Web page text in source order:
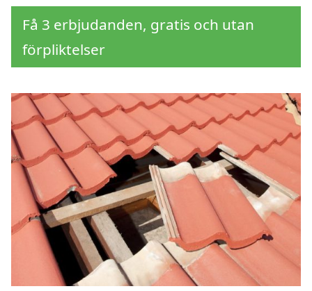
Få 3 erbjudanden, gratis och utan
förpliktelser